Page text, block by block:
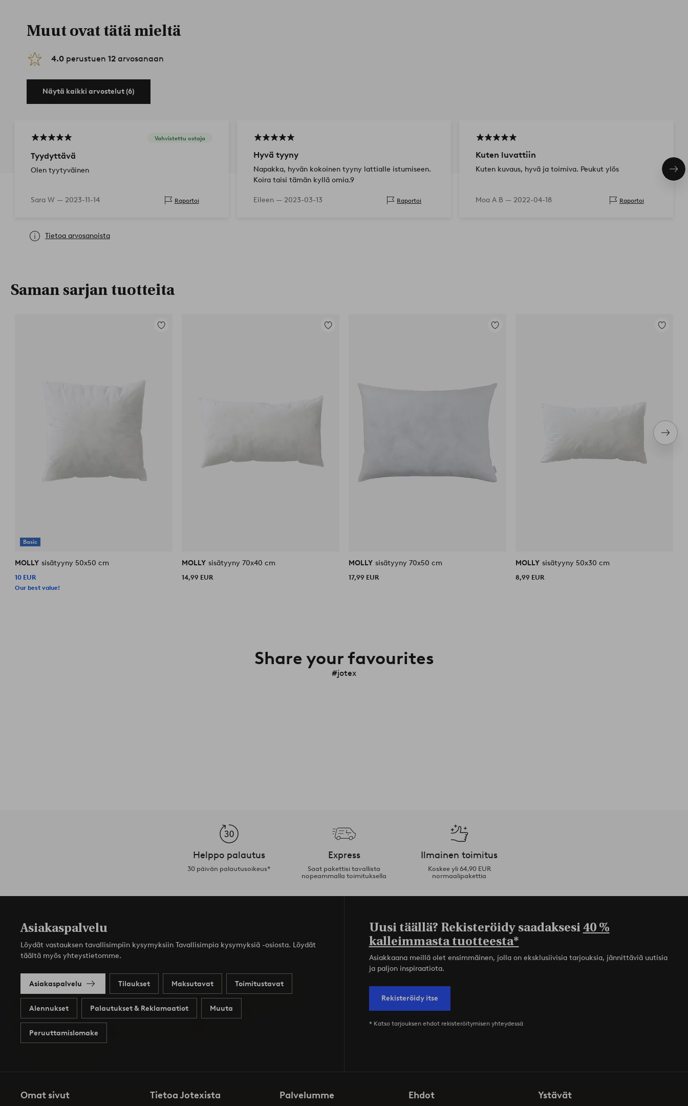
Muut ovat tätä mieltä
4.0 perustuen 12 arvosanaan
Näytä kaikki arvostelut (6)
Vahvistettu ostaja
Tyydyttävä
Olen tyytyväinen
Sara W — 2023-11-14 Raportoi
Hyvä tyyny
Napakka, hyvän kokoinen tyyny lattialle istumiseen.
Koira taisi tämän kyllä omia.9
Eileen — 2023-03-13 Raportoi
Kuten luvattiin
Kuten kuvaus, hyvä ja toimiva. Peukut ylös
Moa A B — 2022-04-18 Raportoi
Tietoa arvosanoista
Saman sarjan tuotteita
Basic
Lisää
MOLLY sisätyyny 50x50 cm
10 EUR
Our best value!
Lisää
MOLLY sisätyyny 70x40 cm
14,99 EUR
Lisää
MOLLY sisätyyny 70x50 cm
17,99 EUR
Lisää
MOLLY sisätyyny 50x30 cm
8,99 EUR
tuote
Share your favourites
#jotex
Helppo palautus
30 päivän palautusoikeus*
Express
Saat pakettisi tavallista
nopeammalla toimituksella
Ilmainen toimitus
Koskee yli 64,90 EUR
normaalipakettia
Asiakaspalvelu
Löydät vastauksen tavallisimpiin kysymyksiin Tavallisimpia kysymyksiä -osiosta. Löydät
täältä myös yhteystietomme.
Asiakaspalvelu Tilaukset Maksutavat Toimitustavat
Alennukset Palautukset & Reklamaatiot Muuta
Peruuttamislomake
Uusi täällä? Rekisteröidy saadaksesi40 %
kalleimmasta tuotteesta*
Asiakkaana meillä olet ensimmäinen, jolla on eksklusiivisia tarjouksia, jännittäviä uutisia
ja paljon inspiraatiota.
Rekisteröidy itse
* Katso tarjouksen ehdot rekisteröitymisen yhteydessä
Omat sivut Tietoa Jotexista Palvelumme Ehdot Ystävät